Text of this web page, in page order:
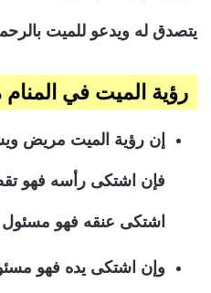
يتصدق له ويدعو للميت
رؤية الميت في
إن رؤية الميت مريض
فإن اشتكى رأسه فهو
اشتكى عنقه فهو مسئول
وإن اشتكى يده فهو